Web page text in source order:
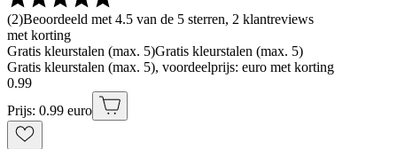
(2)Beoordeeld met 4.5 van de 5 sterren, 2 klantreviews
met korting
Gratis kleurstalen (max. 5)Gratis kleurstalen (max. 5)
Gratis kleurstalen (max. 5), voordeelprijs: euro met korting
0.99
Prijs: 0.99 euro